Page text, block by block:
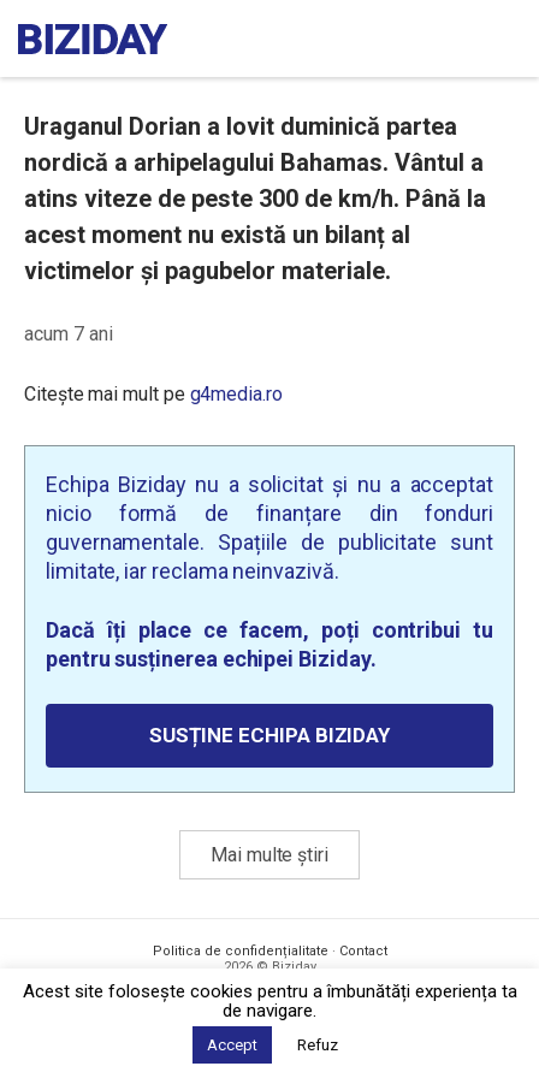
Uraganul Dorian a lovit duminică partea
nordică a arhipelagului Bahamas. Vântul a
atins viteze de peste 300 de km/h. Până la
acest moment nu există un bilanț al
victimelor și pagubelor materiale.
acum 7 ani
Citește mai mult pe g4media.ro
Echipa Biziday nu a solicitat și nu a acceptat
nicio formă de finanțare din fonduri
guvernamentale. Spațiile de publicitate sunt
limitate, iar reclama neinvazivă.
Dacă îți place ce facem, poți contribui tu
pentru susținerea echipei Biziday.
SUSȚINE ECHIPA BIZIDAY
Mai multe știri
Politica de confidențialitate · Contact
2026 © Biziday
Acest site foloseşte cookies pentru a îmbunătăți experiența ta
de navigare.
Accept Refuz